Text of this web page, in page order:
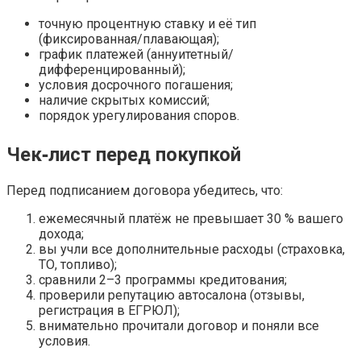
точную процентную ставку и её тип
(фиксированная/плавающая);
график платежей (аннуитетный/
дифференцированный);
условия досрочного погашения;
наличие скрытых комиссий;
порядок урегулирования споров.
Чек‑лист перед покупкой
Перед подписанием договора убедитесь, что:
ежемесячный платёж не превышает 30 % вашего
дохода;
вы учли все дополнительные расходы (страховка,
ТО, топливо);
сравнили 2–3 программы кредитования;
проверили репутацию автосалона (отзывы,
регистрация в ЕГРЮЛ);
внимательно прочитали договор и поняли все
условия.